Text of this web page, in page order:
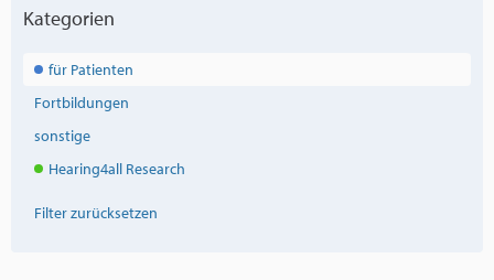
Kategorien
für Patienten
Fortbildungen
sonstige
Hearing4all Research
Filter zurücksetzen